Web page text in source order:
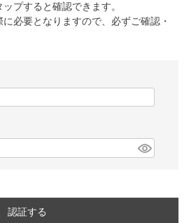
プすると確認できます。
必要となりますので、必ずご確認・
認証する